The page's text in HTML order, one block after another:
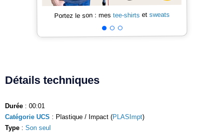
Portez le son : mes tee-shirts et sweats
Détails techniques
Durée : 00:01
Catégorie UCS : Plastique / Impact (PLASImpt)
Type : Son seul